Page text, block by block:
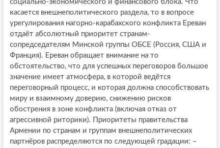
социально-экономического и финансового блока. Что
касается внешнеполитического раздела, то в вопросе
урегулирования нагорно-карабахского конфликта Ереван
отдаёт абсолютный приоритет странам-
сопредседателям Минской группы ОБСЕ (Россия, США и
Франция). Ереван обращает внимание на то
обстоятельство, что для успешных переговоров большое
значение имеет атмосфера, в которой ведётся
переговорный процесс, и которая должна способствовать
миру и взаимному доверию, снижению рисков
обострения в зоне конфликта (включая отказ от
агрессивной риторики). Приоритеты правительства
Армении по странам и группам внешнеполитических
партнёров распределяются по следующей градации: –